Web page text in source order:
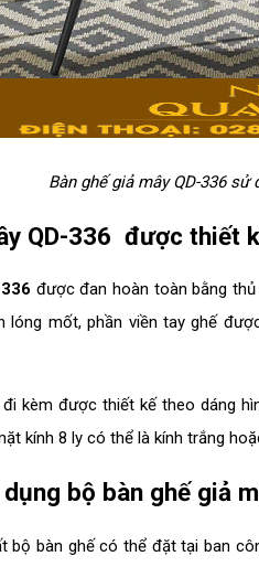
Bàn ghế giả mây QD-336
QD-336 được thiết
được đan hoàn toàn bằng
lóng mốt, phần viền tay ghế
kèm được thiết kế theo dáng
kính 8 ly có thể là kính trắng
bộ bàn ghế giả
bộ bàn ghế có thể đặt tại ban